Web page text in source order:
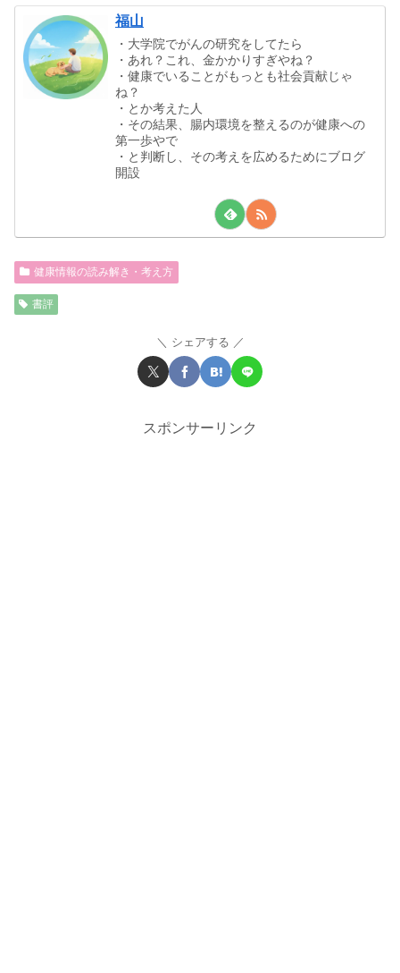
福山
・大学院でがんの研究をしてたら
・あれ？これ、金かかりすぎやね？
・健康でいることがもっとも社会貢献じゃ
ね？
・とか考えた人
・その結果、腸内環境を整えるのが健康への
第一歩やで
・と判断し、その考えを広めるためにブログ
開設
健康情報の読み解き・考え方
書評
シェアする
スポンサーリンク